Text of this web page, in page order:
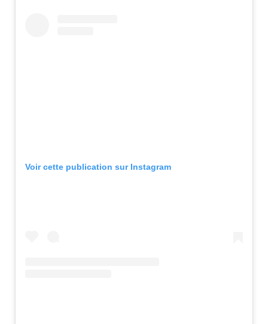
Voir cette publication sur Instagram